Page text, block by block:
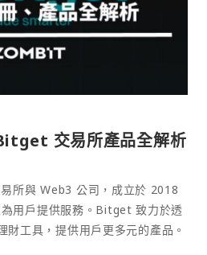
交易所產品全解析
所與 Web3 公司，成立於 2018
用戶提供服務。Bitget 致力於透
財工具，提供用戶更多元的產品。